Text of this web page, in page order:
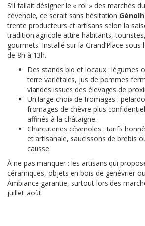
S’il fallait désigner le « roi » des marchés
cévenole, ce serait sans hésitation
trente producteurs et artisans selon la
tradition agricole attire habitants,
gourmets. Installé sur la Grand’Place sous
de 8h à 13h.
Des stands bio et locaux : légumes
terre variétales, jus de pommes
viandes issues des élevages de
Un large choix de fromages :
fromages de chèvre plus
affinés à la châtaigne.
Charcuteries cévenoles : tarifs
et artisanale, saucissons de brebis
causse.
À ne pas manquer : les artisans qui
céramiques, objets en bois de genévrier
Ambiance garantie, surtout lors des
juillet-août.